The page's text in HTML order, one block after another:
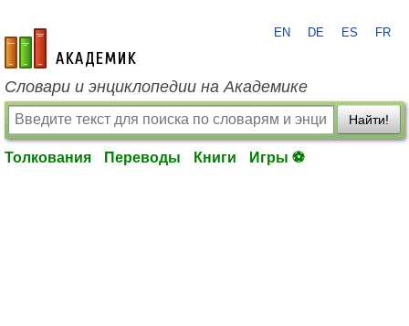
academic.ru
EN DE ES FR
Словари и энциклопедии на Академике
Найти!
Толкования Переводы Книги Игры ⚽